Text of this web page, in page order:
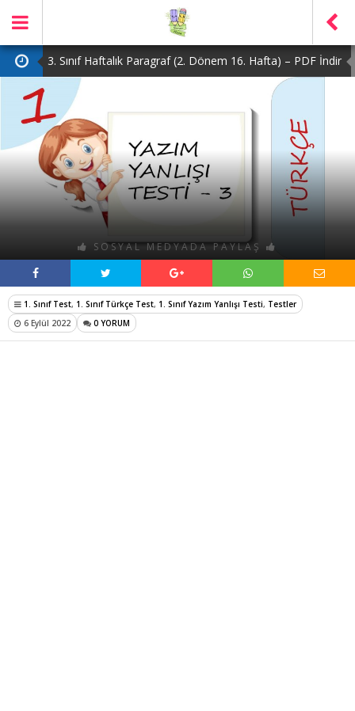
3. Sınıf Haftalık Paragraf (2. Dönem 16. Hafta) – PDF İndir
2. Sınıf Haftalık Paragraf (2. Dönem 16. Hafta) – PDF İndir
1. Sınıf Haftalık Paragraf (2. Dönem 16. Hafta) – PDF İndir
3. Sınıf Haftalık Paragraf (2. Dönem 15. Hafta) – PDF İndir
4. Sınıf Haftalık Paragraf (2. Dönem 16. Hafta) – PDF İndir
SOSYAL MEDYADA PAYLAŞ
1. Sınıf Test, 1. Sınıf Türkçe Test, 1. Sınıf Yazım Yanlışı Testi, Testler
6 Eylül 2022
0 YORUM